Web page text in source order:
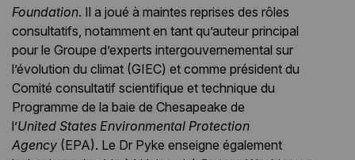
Foundation. Il a joué à maintes reprises des rôles
consultatifs, notamment en tant qu’auteur principal
pour le Groupe d’experts intergouvernemental sur
l’évolution du climat (GIEC) et comme président du
Comité consultatif scientifique et technique du
Programme de la baie de Chesapeake de
l’United States Environmental Protection
Agency (EPA). Le Dr Pyke enseigne également